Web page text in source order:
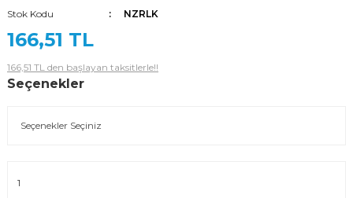
Stok Kodu
NZRLK
166,51 TL
166,51 TL den başlayan taksitlerle!!
Seçenekler